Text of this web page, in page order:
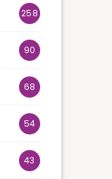
258
90
68
54
43